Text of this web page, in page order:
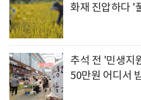
화재 진압하다 '
추석 전 '민생지
50만원 어디서